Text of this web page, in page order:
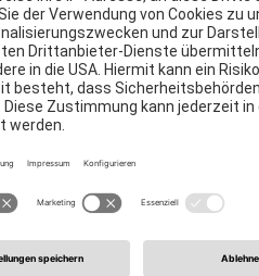
in 2021 an seinen
man in jeweils eine
In Russland möchten
sehen wir in der